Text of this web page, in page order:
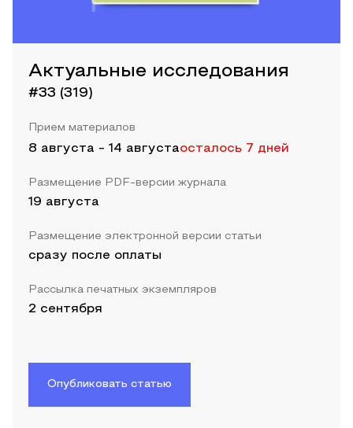
Актуальные исследования
#33 (319)
Прием материалов
8 августа - 14 августаосталось 7 дней
Размещение PDF-версии журнала
19 августа
Размещение электронной версии статьи
сразу после оплаты
Рассылка печатных экземпляров
2 сентября
Опубликовать статью